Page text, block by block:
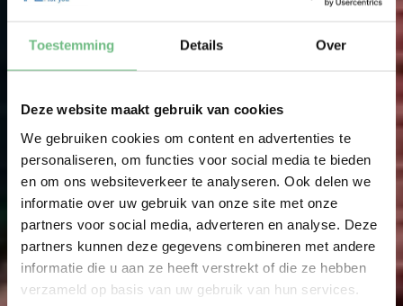
Toestemming Details Over
Deze website maakt gebruik van cookies
We gebruiken cookies om content en advertenties te
personaliseren, om functies voor social media te bieden
en om ons websiteverkeer te analyseren. Ook delen we
informatie over uw gebruik van onze site met onze
partners voor social media, adverteren en analyse. Deze
partners kunnen deze gegevens combineren met andere
informatie die u aan ze heeft verstrekt of die ze hebben
verzameld op basis van uw gebruik van hun services.